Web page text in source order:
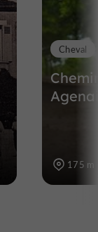
Cheval
175 m